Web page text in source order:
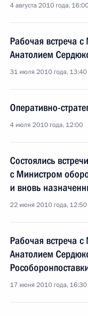
4 августа 2010 года,
Рабочая встреча
Анатолием
31 июля 2010 года, 13:40
Оперативно-
4 июля 2010 года, 12:00
Состоялись
с Министром
и вновь
22 июня 2010 года, 12:50
Рабочая встреча
Анатолием
17 июня 2010 года, 16:30